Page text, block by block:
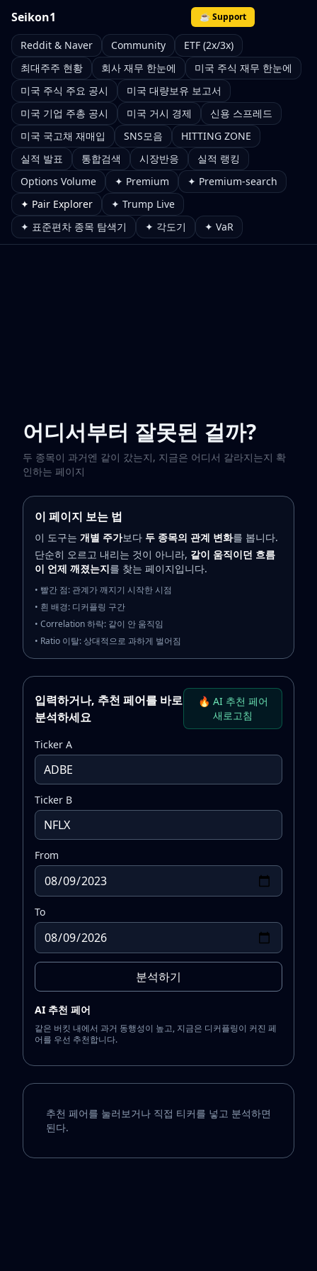
Seikon1 ☕ Support
Reddit & Naver Community
ETF (2x/3x)
최대주주 현황
회사 재무 한눈에
미국 주식 재무 한눈에
미국 주식 주요 공시
미국 대량보유 보고서
미국 기업 주총 공시
미국 거시 경제
신용 스프레드
미국 국고채 재매입
SNS모음
HITTING ZONE
실적 발표
통합검색 시장반응
실적 랭킹
Options Volume
✦ Premium
✦ Premium-search
✦ Pair Explorer
✦ Trump Live
✦ 표준편차 종목 탐색기
✦ 각도기 ✦ VaR
어디서부터 잘못된 걸까?
두 종목이 과거엔 같이 갔는지, 지금은 어디서 갈라지는지 확
인하는 페이지
이 페이지 보는 법
이 도구는 개별 주가보다 두 종목의 관계 변화를 봅니다.
단순히 오르고 내리는 것이 아니라, 같이 움직이던 흐름
이 언제 깨졌는지를 찾는 페이지입니다.
• 빨간 점: 관계가 깨지기 시작한 시점
• 흰 배경: 디커플링 구간
• Correlation 하락: 같이 안 움직임
• Ratio 이탈: 상대적으로 과하게 벌어짐
입력하거나, 추천 페어를 바로
분석하세요
🔥 AI 추천 페어
새로고침
Ticker A
Ticker B
From
To
분석하기
AI 추천 페어
같은 버킷 내에서 과거 동행성이 높고, 지금은 디커플링이 커진 페
어를 우선 추천합니다.
추천 페어를 눌러보거나 직접 티커를 넣고 분석하면
된다.